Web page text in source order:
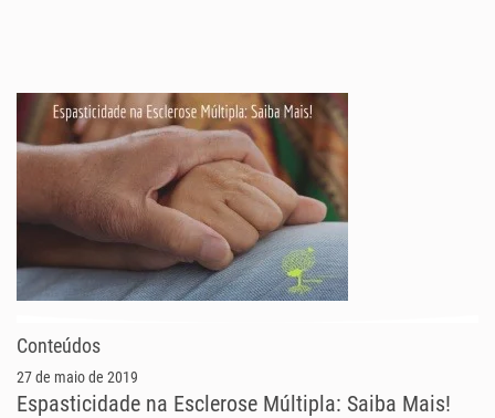
Conteúdos
27 de maio de 2019
Espasticidade na Esclerose Múltipla: Saiba Mais!